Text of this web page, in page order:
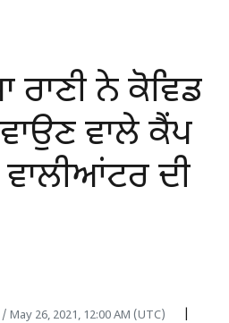
ਨੇ ਕੋਵਿਡ
ਵਾਲੇ ਕੈੰਪ
ਦੀ
/ May 26, 2021, 12:00 AM (UTC)